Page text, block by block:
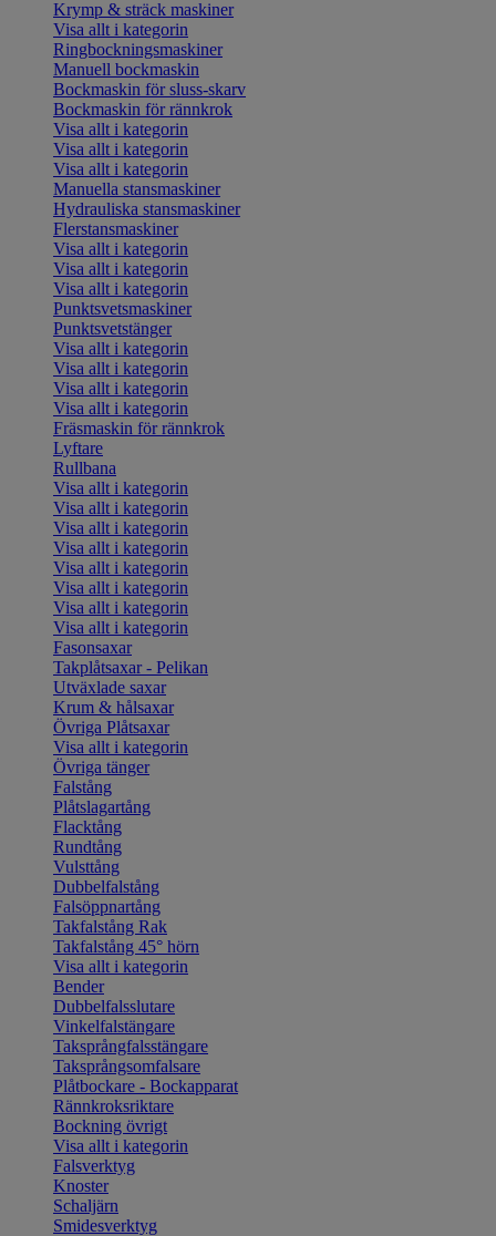
Krymp & sträck maskiner
Visa allt i kategorin
Ringbockningsmaskiner
Manuell bockmaskin
Bockmaskin för sluss-skarv
Bockmaskin för rännkrok
Visa allt i kategorin
Visa allt i kategorin
Visa allt i kategorin
Manuella stansmaskiner
Hydrauliska stansmaskiner
Flerstansmaskiner
Visa allt i kategorin
Visa allt i kategorin
Visa allt i kategorin
Punktsvetsmaskiner
Punktsvetstänger
Visa allt i kategorin
Visa allt i kategorin
Visa allt i kategorin
Visa allt i kategorin
Fräsmaskin för rännkrok
Lyftare
Rullbana
Visa allt i kategorin
Visa allt i kategorin
Visa allt i kategorin
Visa allt i kategorin
Visa allt i kategorin
Visa allt i kategorin
Visa allt i kategorin
Visa allt i kategorin
Fasonsaxar
Takplåtsaxar - Pelikan
Utväxlade saxar
Krum & hålsaxar
Övriga Plåtsaxar
Visa allt i kategorin
Övriga tänger
Falstång
Plåtslagartång
Flacktång
Rundtång
Vulsttång
Dubbelfalstång
Falsöppnartång
Takfalstång Rak
Takfalstång 45° hörn
Visa allt i kategorin
Bender
Dubbelfalsslutare
Vinkelfalstängare
Taksprångfalsstängare
Taksprångsomfalsare
Plåtbockare - Bockapparat
Rännkroksriktare
Bockning övrigt
Visa allt i kategorin
Falsverktyg
Knoster
Schaljärn
Smidesverktyg